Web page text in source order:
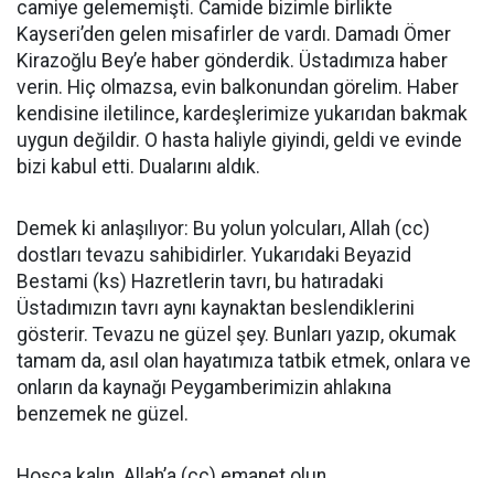
camiye gelememişti. Camide bizimle birlikte
Kayseri’den gelen misafirler de vardı. Damadı Ömer
Kirazoğlu Bey’e haber gönderdik. Üstadımıza haber
verin. Hiç olmazsa, evin balkonundan görelim. Haber
kendisine iletilince, kardeşlerimize yukarıdan bakmak
uygun değildir. O hasta haliyle giyindi, geldi ve evinde
bizi kabul etti. Dualarını aldık.
Demek ki anlaşılıyor: Bu yolun yolcuları, Allah (cc)
dostları tevazu sahibidirler. Yukarıdaki Beyazid
Bestami (ks) Hazretlerin tavrı, bu hatıradaki
Üstadımızın tavrı aynı kaynaktan beslendiklerini
gösterir. Tevazu ne güzel şey. Bunları yazıp, okumak
tamam da, asıl olan hayatımıza tatbik etmek, onlara ve
onların da kaynağı Peygamberimizin ahlakına
benzemek ne güzel.